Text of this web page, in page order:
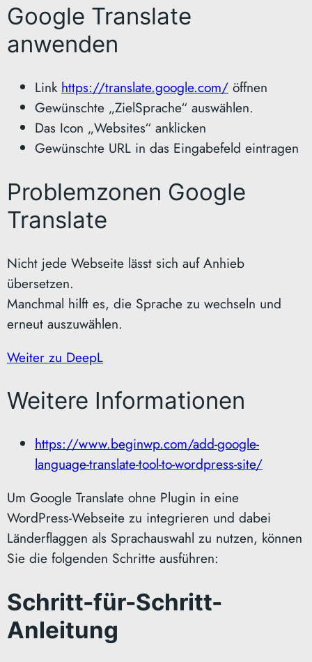
Google Translate
anwenden
Link https://translate.google.com/ öffnen
Gewünschte „ZielSprache“ auswählen.
Das Icon „Websites“ anklicken
Gewünschte URL in das Eingabefeld eintragen
Problemzonen Google
Translate
Nicht jede Webseite lässt sich auf Anhieb
übersetzen.
Manchmal hilft es, die Sprache zu wechseln und
erneut auszuwählen.
Weiter zu DeepL
Weitere Informationen
https://www.beginwp.com/add-google-
language-translate-tool-to-wordpress-site/
Um Google Translate ohne Plugin in eine
WordPress-Webseite zu integrieren und dabei
Länderflaggen als Sprachauswahl zu nutzen, können
Sie die folgenden Schritte ausführen:
Schritt-für-Schritt-
Anleitung